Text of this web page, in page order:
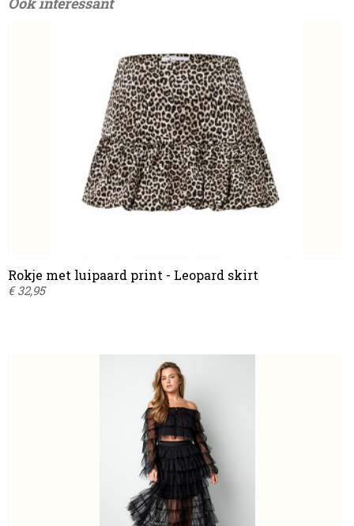
Rokje met luipaard print - Leopard skirt
€ 32,95